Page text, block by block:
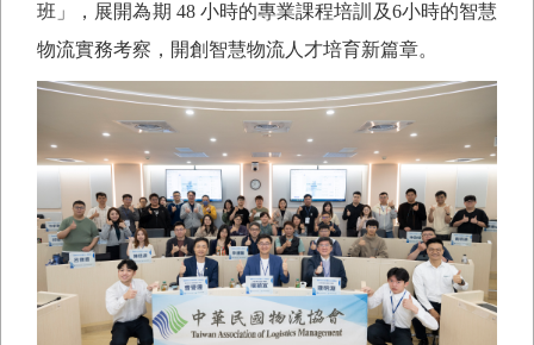
班」，展開為期 48 小時的專業課程培訓及6小時的智慧
物流實務考察，開創智慧物流人才培育新篇章。